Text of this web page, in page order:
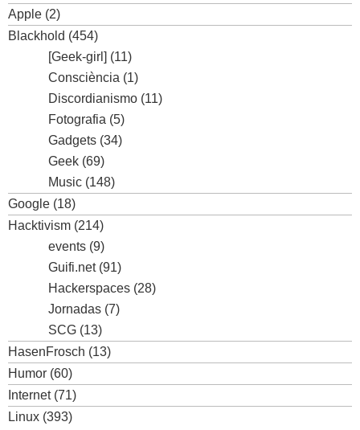
Apple (2)
Blackhold (454)
[Geek-girl] (11)
Consciència (1)
Discordianismo (11)
Fotografia (5)
Gadgets (34)
Geek (69)
Music (148)
Google (18)
Hacktivism (214)
events (9)
Guifi.net(91)
Hackerspaces (28)
Jornadas (7)
SCG (13)
HasenFrosch (13)
Humor (60)
Internet(71)
Linux (393)